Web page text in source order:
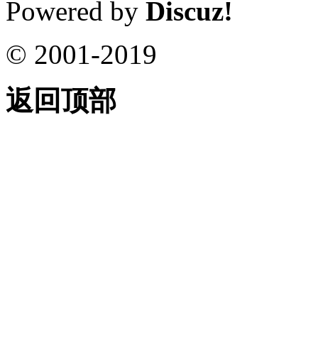
Powered by Discuz!
© 2001-2019
返回顶部